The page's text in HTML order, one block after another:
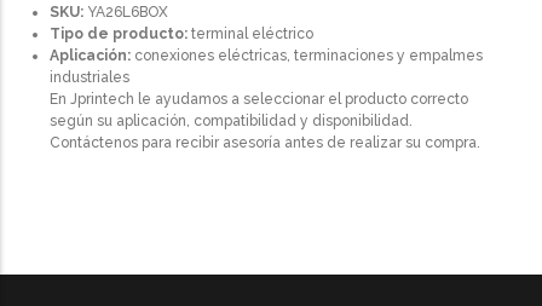
SKU: YA26L6BOX
Tipo de producto: terminal eléctrico
Aplicación: conexiones eléctricas, terminaciones y empalmes
industriales
En Jprintech le ayudamos a seleccionar el producto correcto
según su aplicación, compatibilidad y disponibilidad.
Contáctenos para recibir asesoría antes de realizar su compra.